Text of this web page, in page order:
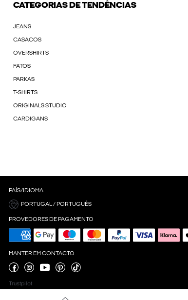
CATEGORIAS DE TENDÊNCIAS
JEANS
CASACOS
OVERSHIRTS
FATOS
PARKAS
T-SHIRTS
ORIGINALS STUDIO
CARDIGANS
PAÍS/IDIOMA
PORTUGAL / PORTUGUÊS
PROVEDORES DE PAGAMENTO
MANTER EM CONTACTO
Trustpilot